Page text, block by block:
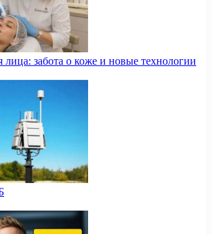
лица: забота о коже и новые технологии